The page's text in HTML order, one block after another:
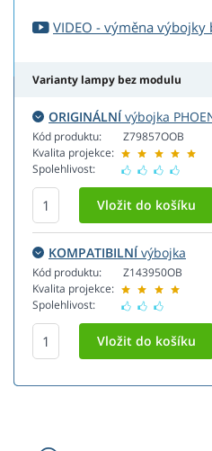
VIDEO - výměna výbojky
Varianty lampy bez modulu
ORIGINÁLNÍvýbojka
Kód produktu:
Kvalita projekce:
Spolehlivost:
Z79857OOB
KOMPATIBILNÍvýbojka
Kód produktu:
Kvalita projekce:
Spolehlivost:
Z143950OB